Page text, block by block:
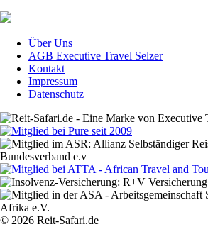
Über Uns
AGB Executive Travel Selzer
Kontakt
Impressum
Datenschutz
© 2026 Reit-Safari.de